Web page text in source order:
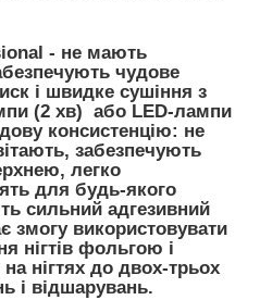
- не мають
чудове
і швидке сушіння з
(2 хв) або LED-лампи
консистенцію: не
забезпечують
легко
для будь-якого
сильний адгезивний
використовувати
нігтів фольгою і
нігтях до двох-трьох
і відшарувань.